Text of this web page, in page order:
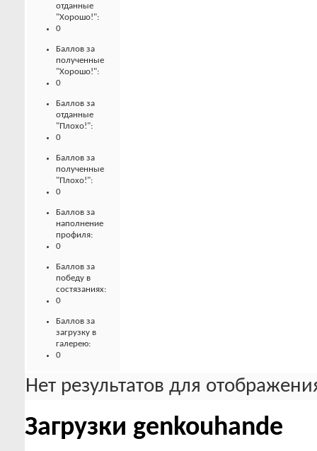
отданные
"Хорошо!":
0
Баллов за
полученные
"Хорошо!":
0
Баллов за
отданные
"Плохо!":
0
Баллов за
полученные
"Плохо!":
0
Баллов за
наполнение
профиля:
0
Баллов за
победу в
состязаниях:
0
Баллов за
загрузку в
галерею:
0
Нет результатов для
Загрузки genkouhande